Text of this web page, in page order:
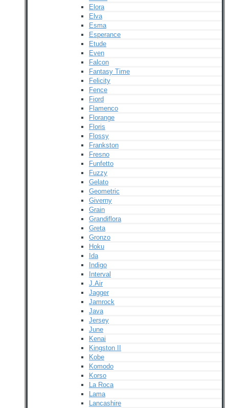
Elora
Elva
Esma
Esperance
Etude
Even
Falcon
Fantasy Time
Felicity
Fence
Fiord
Flamenco
Florange
Floris
Flossy
Frankston
Fresno
Funfetto
Fuzzy
Gelato
Geometric
Giverny
Grain
Grandiflora
Greta
Gronzo
Hoku
Ida
Indigo
Interval
J.Air
Jagger
Jamrock
Java
Jersey
June
Kenai
Kingston II
Kobe
Komodo
Korso
La Roca
Lama
Lancashire